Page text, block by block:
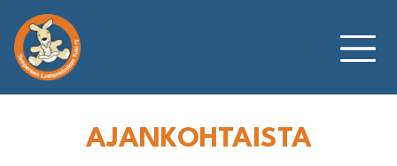
sisältöön
AJANKOHTAISTA